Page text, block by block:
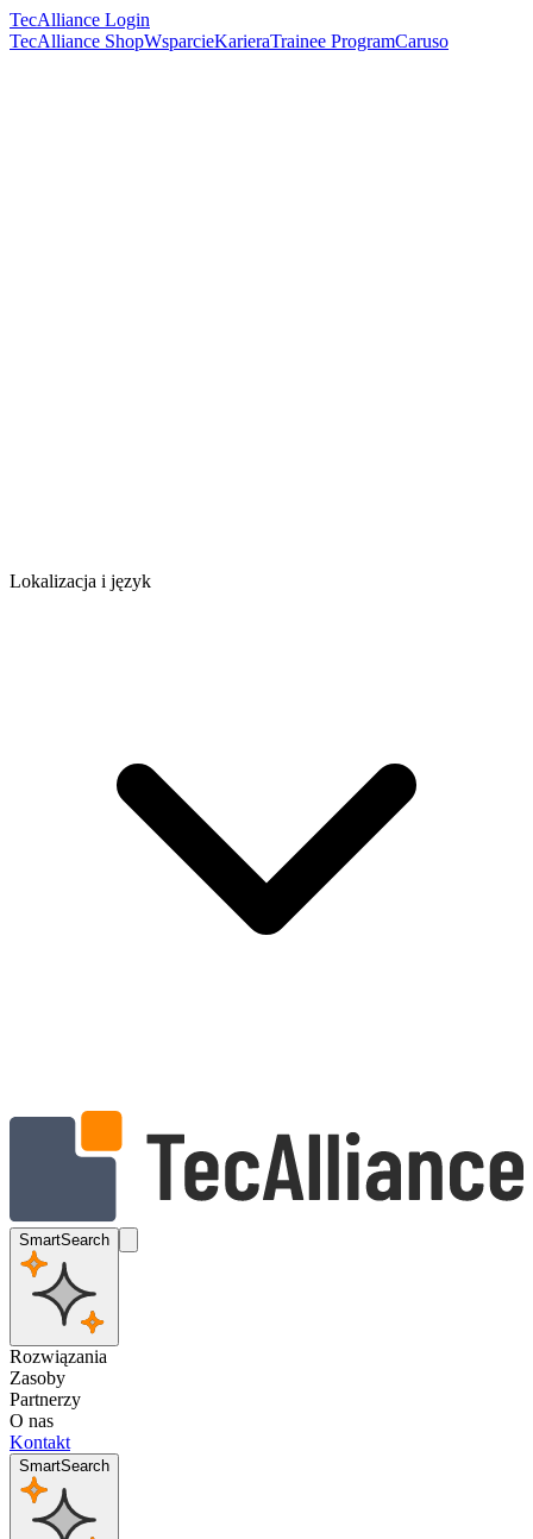
TecAlliance Login
TecAlliance ShopWsparcieKarieraTrainee ProgramCaruso
Lokalizacja i język
SmartSearch
Rozwiązania
Zasoby
Partnerzy
O nas
Kontakt
SmartSearch